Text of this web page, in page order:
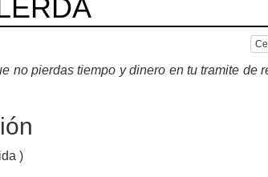
no pierdas tiempo y dinero en tu tramite de
)